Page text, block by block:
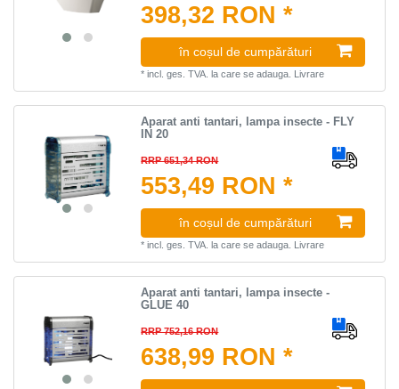
398,32 RON *
în coșul de cumpărături
*incl. ges. TVA. la care se adauga. Livrare
Aparat anti tantari, lampa insecte - FLY
IN 20
RRP 651,34 RON
553,49 RON *
în coșul de cumpărături
*incl. ges. TVA. la care se adauga. Livrare
Aparat anti tantari, lampa insecte -
GLUE 40
RRP 752,16 RON
638,99 RON *